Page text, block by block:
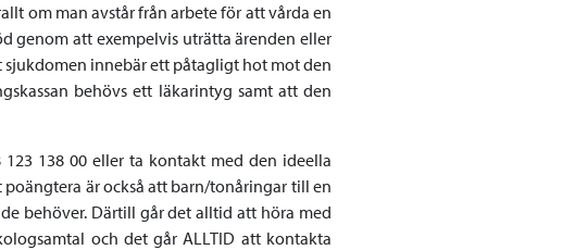
om man avstår från arbete för att vårda en
genom att exempelvis uträtta ärenden eller
sjukdomen innebär ett påtagligt hot mot den
behövs ett läkarintyg samt att den
138 00 eller ta kontakt med den ideella
är också att barn/tonåringar till en
behöver. Därtill går det alltid att höra med
och det går ALLTID att kontakta